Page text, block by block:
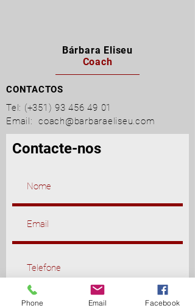
Bárbara Eliseu
Coach
CONTACTOS
Tel: (+351) 93 456 49 01
Email: coach@barbaraeliseu.com
Contacte-nos
Phone Email Facebook